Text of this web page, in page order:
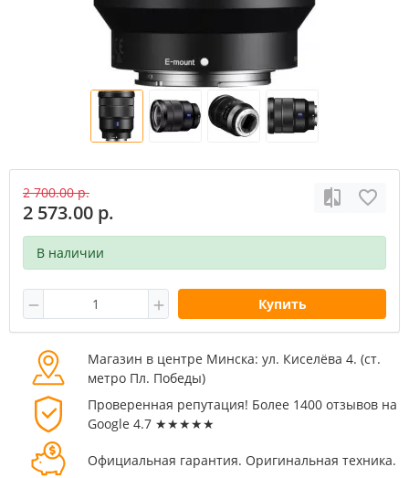
2 700.00 р.
2 573.00 р.
В наличии
Купить
Магазин в центре Минска: ул. Киселёва 4. (cт.
метро Пл. Победы)
Проверенная репутация! Более 1400 отзывов на
Google 4.7 ★★★★★
Официальная гарантия. Оригинальная техника.